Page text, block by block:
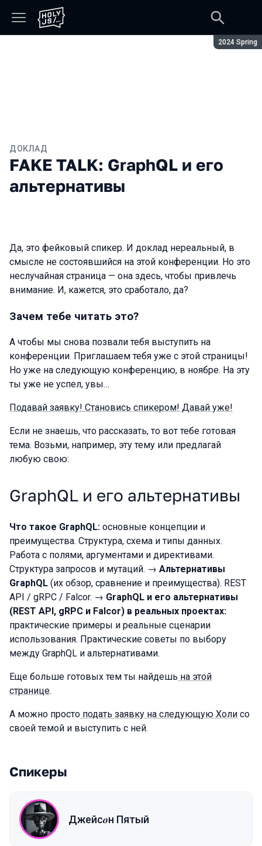
Сезон:
2024 Spring
ДОКЛАД
FAKE TALK: GraphQL и его
альтернативы
Да, это фейковый спикер. И доклад нереальный, в
смысле не состоявшийся на этой конференции. Но это
неслучайная страница — она здесь, чтобы привлечь
внимание. И, кажется, это сработало, да?
Зачем тебе читать это?
А чтобы мы снова позвали тебя выступить на
конференции. Приглашаем тебя уже с этой страницы!
Но уже на следующую конференцию, в ноябре. На эту
ты уже не успел, увы…
Подавай заявку! Становись спикером! Давай уже!
Если не знаешь, что рассказать, то вот тебе готовая
тема. Возьми, например, эту тему или предлагай
любую свою:
GraphQL и его альтернативы
Что такое GraphQL: основные концепции и
преимущества. Структура, схема и типы данных.
Работа с полями, аргументами и директивами.
Структура запросов и мутаций. → Альтернативы
GraphQL (их обзор, сравнение и преимущества). REST
API / gRPC / Falcor. → GraphQL и его альтернативы
(REST API, gRPC и Falcor) в реальных проектах:
практические примеры и реальные сценарии
использования. Практические советы по выбору
между GraphQL и альтернативами.
Еще больше готовых тем ты найдешь на этой
странице.
А можно просто подать заявку на следующую Холи со
своей темой и выступить с ней.
Спикеры
Джейс𝒐н Пятый